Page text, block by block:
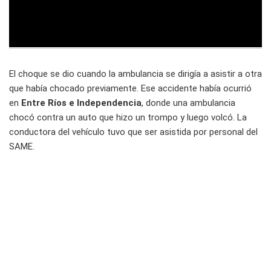
El choque se dio cuando la ambulancia se dirigía a asistir a otra
que había chocado previamente. Ese accidente había ocurrió
en Entre Ríos e Independencia, donde una ambulancia
chocó contra un auto que hizo un trompo y luego volcó. La
conductora del vehículo tuvo que ser asistida por personal del
SAME.